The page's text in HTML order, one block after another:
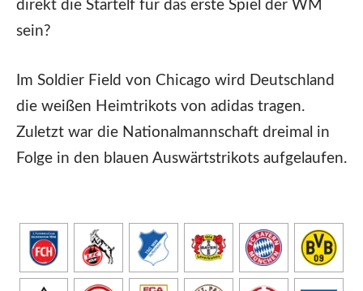
direkt die Startelf für das erste Spiel der WM
sein?
Im Soldier Field von Chicago wird Deutschland
die weißen Heimtrikots von adidas tragen.
Zuletzt war die Nationalmannschaft dreimal in
Folge in den blauen Auswärtstrikots aufgelaufen.